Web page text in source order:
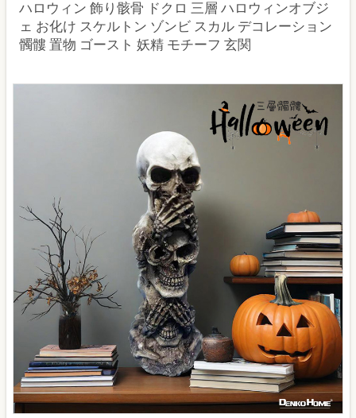
ハロウィン 飾り骸骨 ドクロ 三層 ハロウィンオブジ
ェ お化け スケルトン ゾンビ スカル デコレーション
髑髏 置物 ゴースト 妖精 モチーフ 玄関